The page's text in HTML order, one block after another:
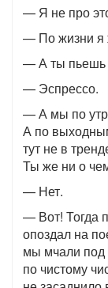
— Я не про
— По жизни я
— А ты пьешь
— Эспрессо.
— А мы по
А по
тут не в
Ты же ни о
— Нет.
— Вот! Тогда
опоздал на
мы мчали под
по чистому